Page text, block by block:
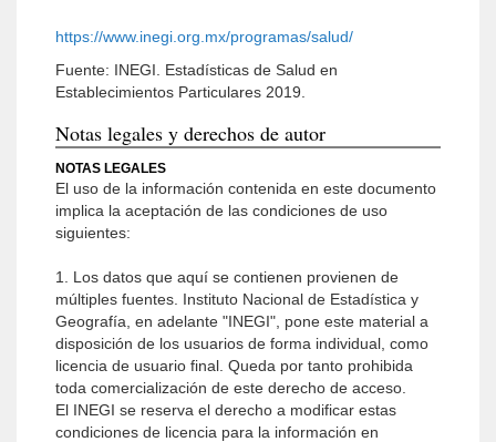
https://www.inegi.org.mx/programas/salud/
Fuente: INEGI. Estadísticas de Salud en
Establecimientos Particulares 2019.
Notas legales y derechos de autor
NOTAS LEGALES
El uso de la información contenida en este documento
implica la aceptación de las condiciones de uso
siguientes:
1. Los datos que aquí se contienen provienen de
múltiples fuentes. Instituto Nacional de Estadística y
Geografía, en adelante "INEGI", pone este material a
disposición de los usuarios de forma individual, como
licencia de usuario final. Queda por tanto prohibida
toda comercialización de este derecho de acceso.
El INEGI se reserva el derecho a modificar estas
condiciones de licencia para la información en